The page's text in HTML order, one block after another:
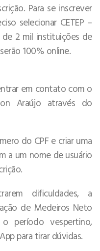
Para se inscrever
selecionar CETEP –
2 mil instituições de
100% online.
em contato com o
Araújo através do
do CPF e criar uma
a um nome de usuário
dificuldades, a
de Medeiros Neto
período vespertino,
para tirar dúvidas.